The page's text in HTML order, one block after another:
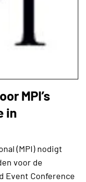
MPI’s
in
(MPI) nodigt
voor de
Event Conference